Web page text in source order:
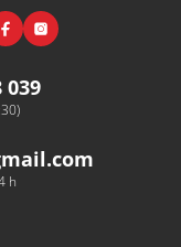
Instagram
039
h